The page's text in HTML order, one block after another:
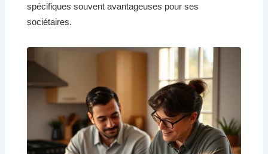
spécifiques souvent avantageuses pour ses
sociétaires.